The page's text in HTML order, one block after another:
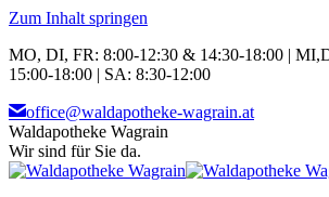
Zum Inhalt springen
MO, DI, FR: 8:00-12:30 & 14:30-18:00 |
15:00-18:00 | SA: 8:30-12:00
office@waldapotheke-wagrain.at
Waldapotheke Wagrain
Wir sind für Sie da.